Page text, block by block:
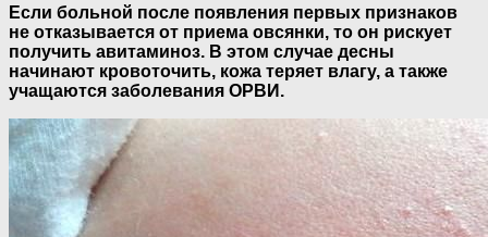
Если больной после появления первых признаков
не отказывается от приема овсянки, то он рискует
получить авитаминоз. В этом случае десны
начинают кровоточить, кожа теряет влагу, а также
учащаются заболевания ОРВИ.